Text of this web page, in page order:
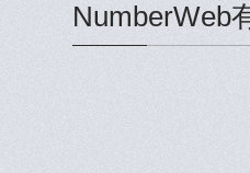
NumberWeb